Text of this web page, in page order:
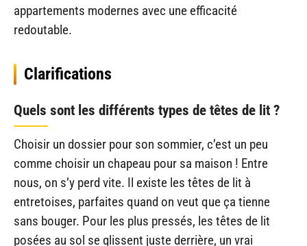
appartements modernes avec une efficacité
redoutable.
Clarifications
Quels sont les différents types de têtes de lit ?
Choisir un dossier pour son sommier, c’est un peu
comme choisir un chapeau pour sa maison ! Entre
nous, on s’y perd vite. Il existe les têtes de lit à
entretoises, parfaites quand on veut que ça tienne
sans bouger. Pour les plus pressés, les têtes de lit
posées au sol se glissent juste derrière, un vrai